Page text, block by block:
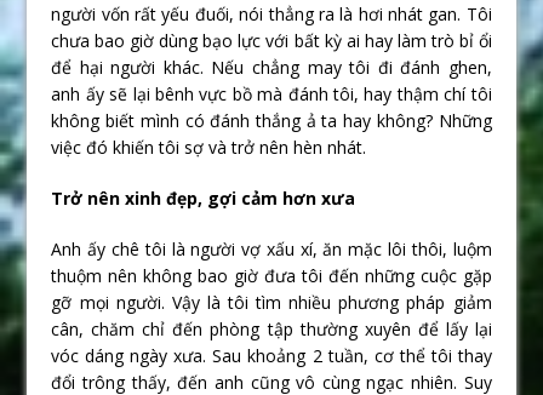
người vốn rất yếu đuối, nói thẳng ra là hơi nhát gan. Tôi
chưa bao giờ dùng bạo lực với bất kỳ ai hay làm trò bỉ ổi
để hại người khác. Nếu chẳng may tôi đi đánh ghen,
anh ấy sẽ lại bênh vực bồ mà đánh tôi, hay thậm chí tôi
không biết mình có đánh thắng ả ta hay không? Những
việc đó khiến tôi sợ và trở nên hèn nhát.
Trở nên xinh đẹp, gợi cảm hơn xưa
Anh ấy chê tôi là người vợ xấu xí, ăn mặc lôi thôi, luộm
thuộm nên không bao giờ đưa tôi đến những cuộc gặp
gỡ mọi người. Vậy là tôi tìm nhiều phương pháp giảm
cân, chăm chỉ đến phòng tập thường xuyên để lấy lại
vóc dáng ngày xưa. Sau khoảng 2 tuần, cơ thể tôi thay
đổi trông thấy, đến anh cũng vô cùng ngạc nhiên. Suy